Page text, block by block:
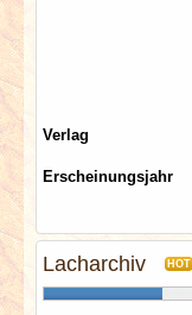
Verlag
Erscheinungsjahr
Lacharchiv HOT